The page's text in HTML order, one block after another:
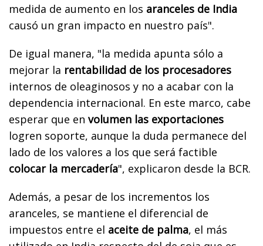
medida de aumento en los aranceles de India
causó un gran impacto en nuestro país".
De igual manera, "la medida apunta sólo a
mejorar la rentabilidad de los procesadores
internos de oleaginosos y no a acabar con la
dependencia internacional. En este marco, cabe
esperar que en volumen las exportaciones
logren soporte, aunque la duda permanece del
lado de los valores a los que será factible
colocar la mercadería", explicaron desde la BCR.
Además, a pesar de los incrementos los
aranceles, se mantiene el diferencial de
impuestos entre el aceite de palma, el más